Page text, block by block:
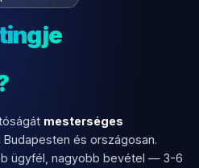
mesterséges
és országosan.
ügyfél, nagyobb bevétel — 3-6